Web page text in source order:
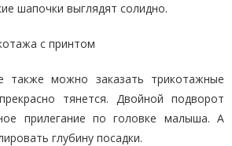
шапочки выглядят солидно.
с принтом
также можно заказать трикотажные
тянется. Двойной подворот
прилегание по головке малыша. А
глубину посадки.